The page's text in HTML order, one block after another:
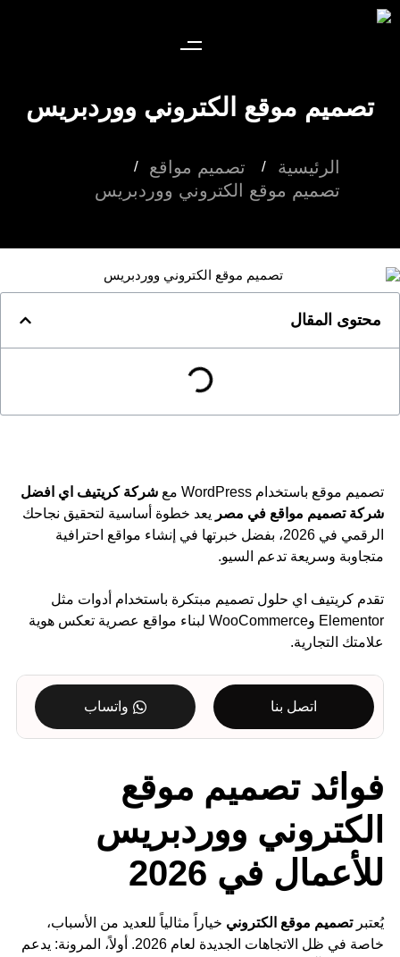
تصميم موقع الكتروني ووردبريس
الرئيسية
تصميم مواقع
تصميم موقع الكتروني ووردبريس
محتوى المقال
تصميم موقع باستخدام WordPress مع
شركة كريتيف اي افضل
شركة تصميم مواقع في مصر يعد خطوة أساسية لتحقيق نجاحك
الرقمي في 2026، بفضل خبرتها في إنشاء مواقع احترافية
متجاوبة وسريعة تدعم السيو.
تقدم كريتيف اي حلول تصميم مبتكرة باستخدام أدوات مثل
Elementor وWooCommerce لبناء مواقع عصرية تعكس هوية
علامتك التجارية.
اتصل بنا واتساب
فوائد تصميم موقع
الكتروني ووردبريس
للأعمال في 2026
يُعتبرتصميم موقع الكتروني خياراً مثالياً للعديد من الأسباب،
خاصة في ظل الاتجاهات الجديدة لعام 2026. أولاً، المرونة: يدعم